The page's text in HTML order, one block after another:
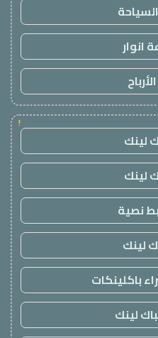
!
لينك
لينك
نصية
لينك
باكلينكات
لينك